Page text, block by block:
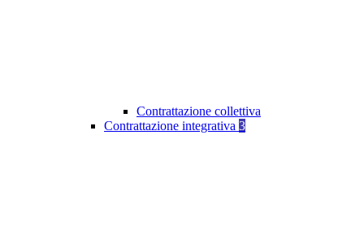
Contrattazione collettiva
Contrattazione integrativa 3